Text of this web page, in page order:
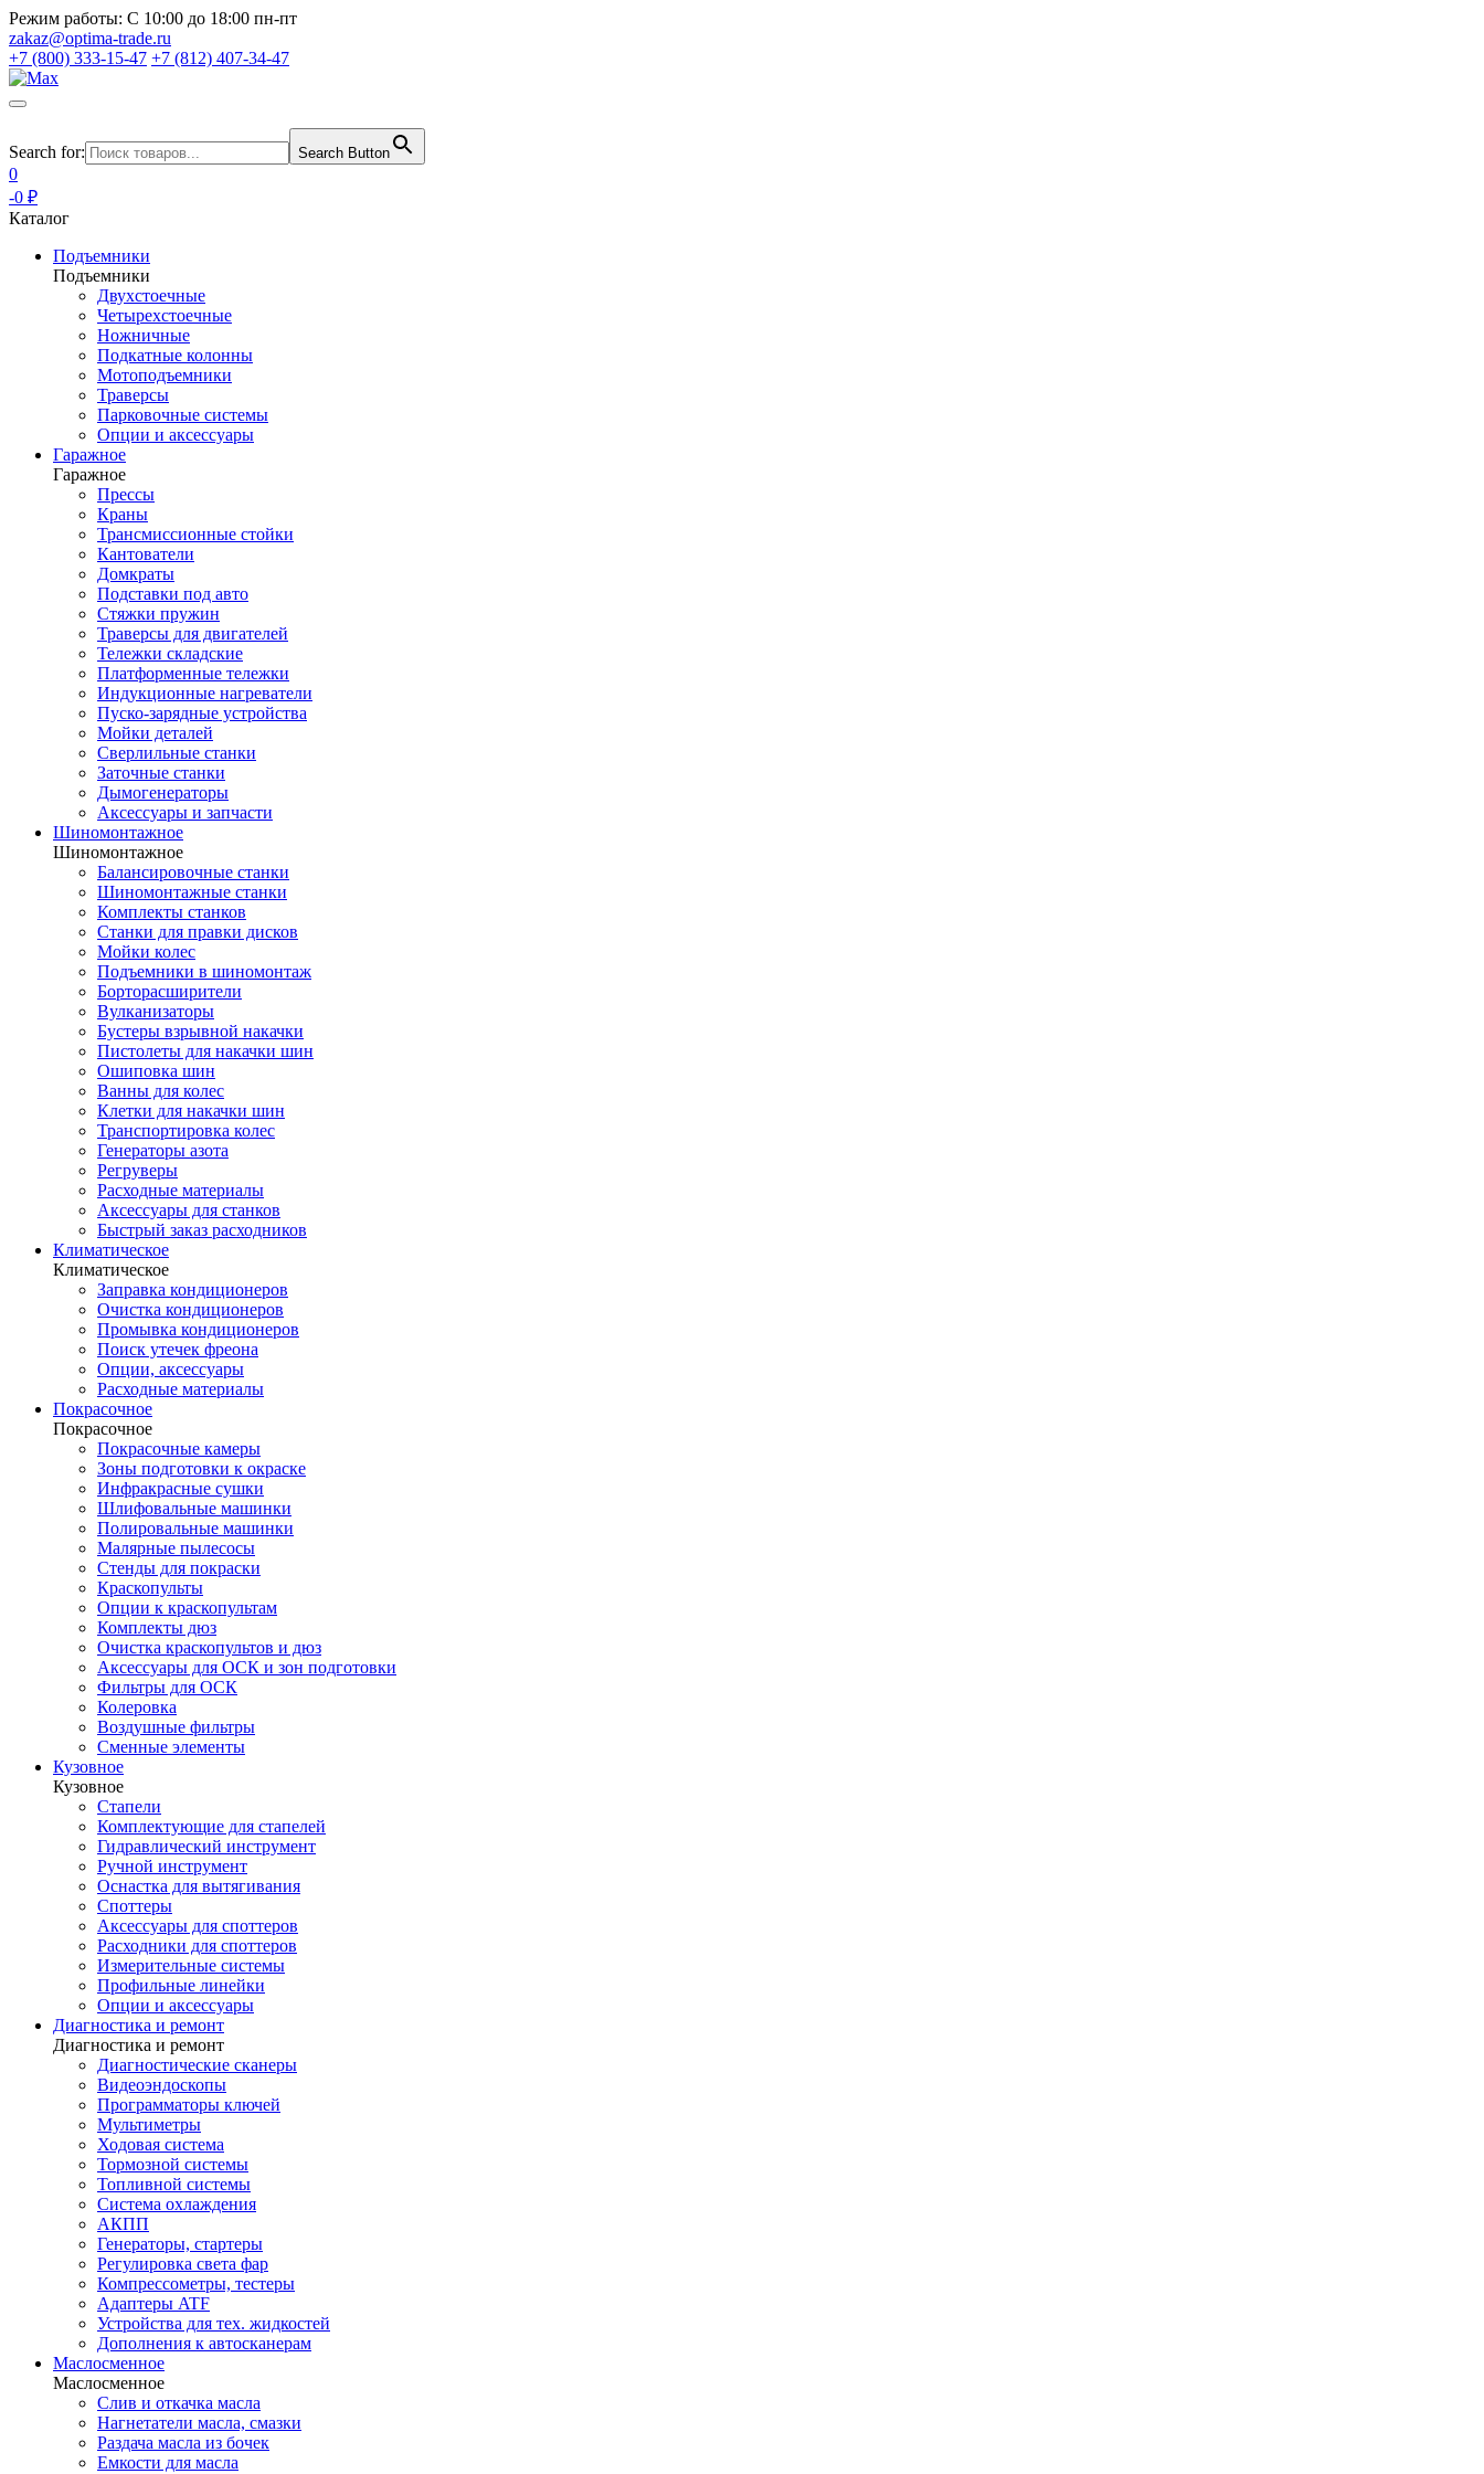
Режим работы: С 10:00 до 18:00 пн-пт
zakaz@optima-trade.ru
+7 (800) 333-15-47 +7 (812) 407-34-47
Search for: Search Button
0
-0 ₽
Каталог
Подъемники
Подъемники
Двухстоечные
Четырехстоечные
Ножничные
Подкатные колонны
Мотоподъемники
Траверсы
Парковочные системы
Опции и аксессуары
Гаражное
Гаражное
Прессы
Краны
Трансмиссионные стойки
Кантователи
Домкраты
Подставки под авто
Стяжки пружин
Траверсы для двигателей
Тележки складские
Платформенные тележки
Индукционные нагреватели
Пуско-зарядные устройства
Мойки деталей
Сверлильные станки
Заточные станки
Дымогенераторы
Аксессуары и запчасти
Шиномонтажное
Шиномонтажное
Балансировочные станки
Шиномонтажные станки
Комплекты станков
Станки для правки дисков
Мойки колес
Подъемники в шиномонтаж
Борторасширители
Вулканизаторы
Бустеры взрывной накачки
Пистолеты для накачки шин
Ошиповка шин
Ванны для колес
Клетки для накачки шин
Транспортировка колес
Генераторы азота
Регруверы
Расходные материалы
Аксессуары для станков
Быстрый заказ расходников
Климатическое
Климатическое
Заправка кондиционеров
Очистка кондиционеров
Промывка кондиционеров
Поиск утечек фреона
Опции, аксессуары
Расходные материалы
Покрасочное
Покрасочное
Покрасочные камеры
Зоны подготовки к окраске
Инфракрасные сушки
Шлифовальные машинки
Полировальные машинки
Малярные пылесосы
Стенды для покраски
Краскопульты
Опции к краскопультам
Комплекты дюз
Очистка краскопультов и дюз
Аксессуары для ОСК и зон подготовки
Фильтры для ОСК
Колеровка
Воздушные фильтры
Сменные элементы
Кузовное
Кузовное
Стапели
Комплектующие для стапелей
Гидравлический инструмент
Ручной инструмент
Оснастка для вытягивания
Споттеры
Аксессуары для споттеров
Расходники для споттеров
Измерительные системы
Профильные линейки
Опции и аксессуары
Диагностика и ремонт
Диагностика и ремонт
Диагностические сканеры
Видеоэндоскопы
Программаторы ключей
Мультиметры
Ходовая система
Тормозной системы
Топливной системы
Система охлаждения
АКПП
Генераторы, стартеры
Регулировка света фар
Компрессометры, тестеры
Адаптеры ATF
Устройства для тех. жидкостей
Дополнения к автосканерам
Маслосменное
Маслосменное
Слив и откачка масла
Нагнетатели масла, смазки
Раздача масла из бочек
Емкости для масла